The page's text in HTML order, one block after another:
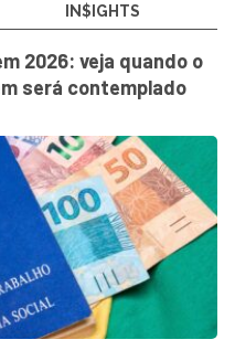
IN$IGHTS
2026: veja quando o
será contemplado